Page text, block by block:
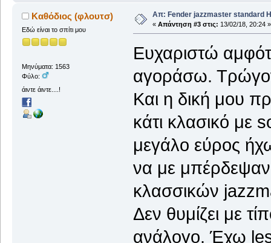
Καθόδιος (φλουτσ)
Εδώ είναι το σπίτι μου
Μηνύματα: 1563
Φύλο:
άιντε άιντε....!
Απ: Fender jazzmaster standard
« Απάντηση #3 στις: 13/02/18, 20:24 »
Ευχαριστώ
αγοράσω.
Και η δική μου
κάτι κλασικό με
μεγάλο εύρος
να με μπέρδεψαν
κλασσικών
Δεν θυμίζει με
ανάλογο. Έχω